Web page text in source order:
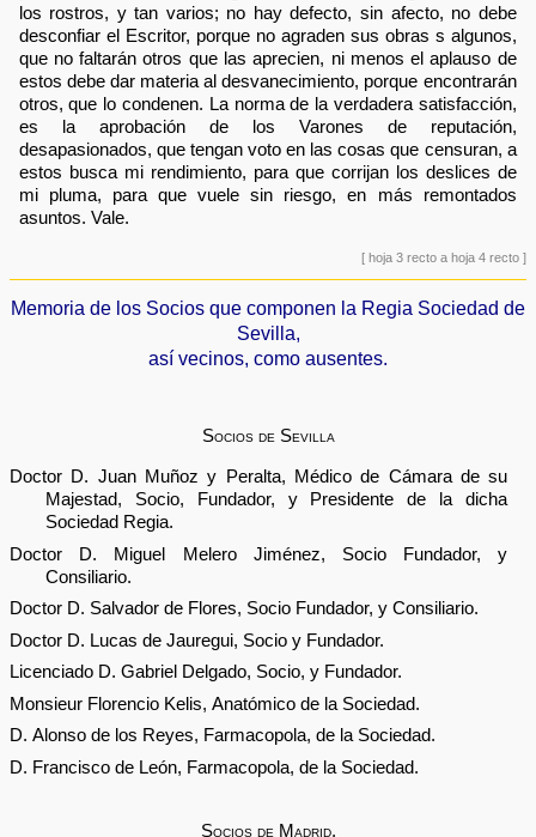
los rostros, y tan varios; no hay defecto, sin afecto, no debe
desconfiar el Escritor, porque no agraden sus obras s algunos,
que no faltarán otros que las aprecien, ni menos el aplauso de
estos debe dar materia al desvanecimiento, porque encontrarán
otros, que lo condenen. La norma de la verdadera satisfacción,
es la aprobación de los Varones de reputación,
desapasionados, que tengan voto en las cosas que censuran, a
estos busca mi rendimiento, para que corrijan los deslices de
mi pluma, para que vuele sin riesgo, en más remontados
asuntos. Vale.
[ hoja 3 recto a hoja 4 recto ]
Memoria de los Socios que componen la Regia Sociedad de
Sevilla,
así vecinos, como ausentes.
Socios de Sevilla
Doctor D. Juan Muñoz y Peralta, Médico de Cámara de su
Majestad, Socio, Fundador, y Presidente de la dicha
Sociedad Regia.
Doctor D. Miguel Melero Jiménez, Socio Fundador, y
Consiliario.
Doctor D. Salvador de Flores, Socio Fundador, y Consiliario.
Doctor D. Lucas de Jauregui, Socio y Fundador.
Licenciado D. Gabriel Delgado, Socio, y Fundador.
Monsieur Florencio Kelis, Anatómico de la Sociedad.
D. Alonso de los Reyes, Farmacopola, de la Sociedad.
D. Francisco de León, Farmacopola, de la Sociedad.
Socios de Madrid.